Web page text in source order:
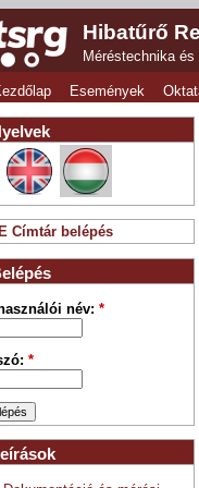
Hibatűrő
Méréstechnika
Események
Címtár belépés
név:*
*